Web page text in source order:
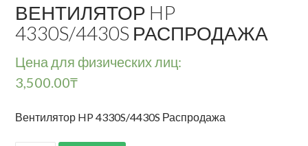
ВЕНТИЛЯТОР HP
4330S/4430S РАСПРОДАЖА
Цена для физических лиц:
3,500.00₸
Вентилятор HP 4330S/4430S Распродажа